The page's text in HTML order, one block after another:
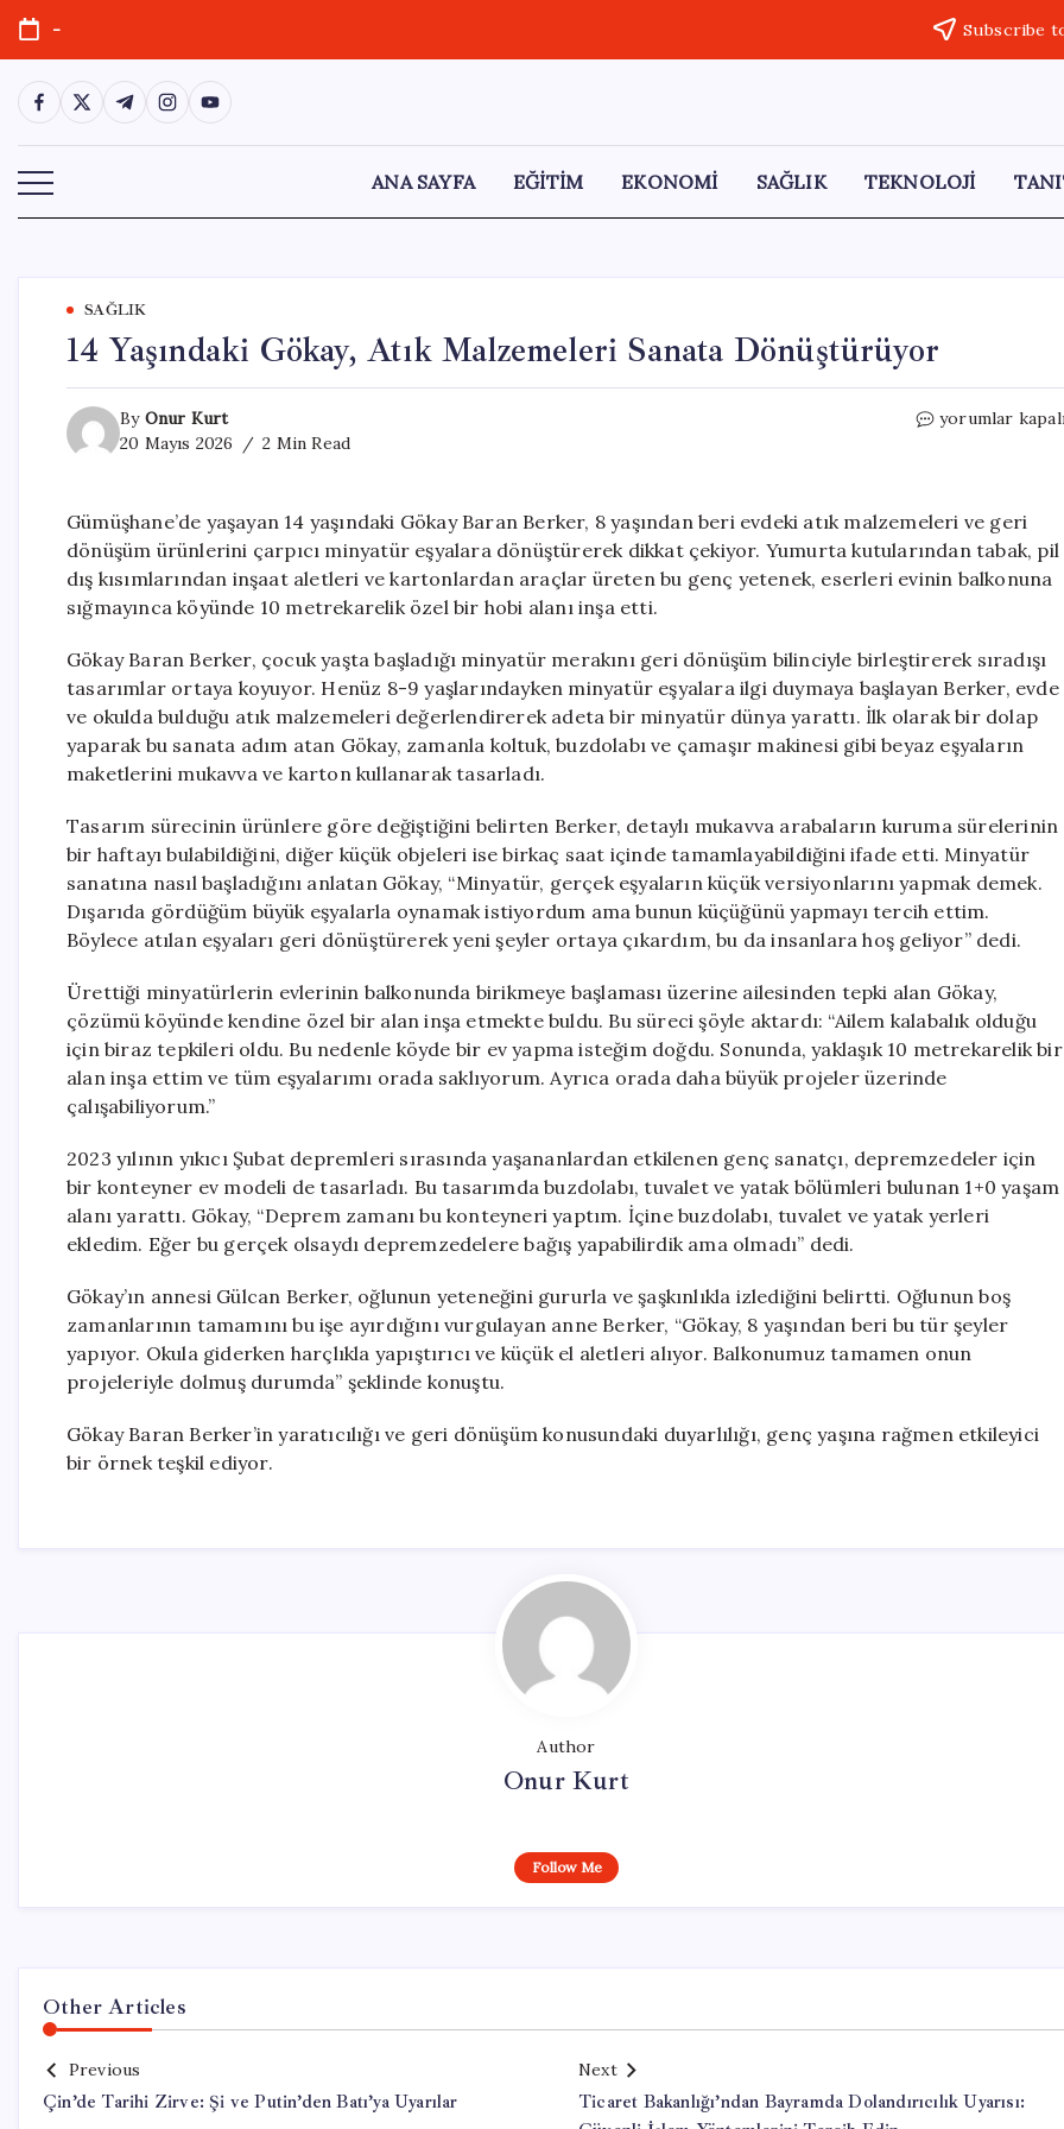
Skip
content
- Subscribe
https://www.facebook.com/
https://twitter.com/
https://t.me/
https://www.instagram.com/
https://youtube.com/
ANA SAYFA EĞİTİM EKONOMİ SAĞLIK TEKNOLOJİ
SAĞLIK
14 Yaşındaki Gökay, Atık Malzemeleri Sanata Dönüştürüyor
By Onur Kurt
20 Mayıs 2026
2 Min Read
14
Malzemeleri
Sanata
Dönüştürüyor
için
yorumlar
Gümüşhane’de yaşayan 14 yaşındaki Gökay Baran Berker, 8 yaşından beri evdeki atık malzemeleri ve geri
dönüşüm ürünlerini çarpıcı minyatür eşyalara dönüştürerek dikkat çekiyor. Yumurta kutularından tabak, pil
dış kısımlarından inşaat aletleri ve kartonlardan araçlar üreten bu genç yetenek, eserleri evinin balkonuna
sığmayınca köyünde 10 metrekarelik özel bir hobi alanı inşa etti.
Gökay Baran Berker, çocuk yaşta başladığı minyatür merakını geri dönüşüm bilinciyle birleştirerek sıradışı
tasarımlar ortaya koyuyor. Henüz 8-9 yaşlarındayken minyatür eşyalara ilgi duymaya başlayan Berker, evde
ve okulda bulduğu atık malzemeleri değerlendirerek adeta bir minyatür dünya yarattı. İlk olarak bir dolap
yaparak bu sanata adım atan Gökay, zamanla koltuk, buzdolabı ve çamaşır makinesi gibi beyaz eşyaların
maketlerini mukavva ve karton kullanarak tasarladı.
Tasarım sürecinin ürünlere göre değiştiğini belirten Berker, detaylı mukavva arabaların kuruma sürelerinin
bir haftayı bulabildiğini, diğer küçük objeleri ise birkaç saat içinde tamamlayabildiğini ifade etti. Minyatür
sanatına nasıl başladığını anlatan Gökay, “Minyatür, gerçek eşyaların küçük versiyonlarını yapmak demek.
Dışarıda gördüğüm büyük eşyalarla oynamak istiyordum ama bunun küçüğünü yapmayı tercih ettim.
Böylece atılan eşyaları geri dönüştürerek yeni şeyler ortaya çıkardım, bu da insanlara hoş geliyor” dedi.
Ürettiği minyatürlerin evlerinin balkonunda birikmeye başlaması üzerine ailesinden tepki alan Gökay,
çözümü köyünde kendine özel bir alan inşa etmekte buldu. Bu süreci şöyle aktardı: “Ailem kalabalık olduğu
için biraz tepkileri oldu. Bu nedenle köyde bir ev yapma isteğim doğdu. Sonunda, yaklaşık 10 metrekarelik bir
alan inşa ettim ve tüm eşyalarımı orada saklıyorum. Ayrıca orada daha büyük projeler üzerinde
çalışabiliyorum.”
2023 yılının yıkıcı Şubat depremleri sırasında yaşananlardan etkilenen genç sanatçı, depremzedeler için
bir konteyner ev modeli de tasarladı. Bu tasarımda buzdolabı, tuvalet ve yatak bölümleri bulunan 1+0 yaşam
alanı yarattı. Gökay, “Deprem zamanı bu konteyneri yaptım. İçine buzdolabı, tuvalet ve yatak yerleri
ekledim. Eğer bu gerçek olsaydı depremzedelere bağış yapabilirdik ama olmadı” dedi.
Gökay’ın annesi Gülcan Berker, oğlunun yeteneğini gururla ve şaşkınlıkla izlediğini belirtti. Oğlunun boş
zamanlarının tamamını bu işe ayırdığını vurgulayan anne Berker, “Gökay, 8 yaşından beri bu tür şeyler
yapıyor. Okula giderken harçlıkla yapıştırıcı ve küçük el aletleri alıyor. Balkonumuz tamamen onun
projeleriyle dolmuş durumda” şeklinde konuştu.
Gökay Baran Berker’in yaratıcılığı ve geri dönüşüm konusundaki duyarlılığı, genç yaşına rağmen etkileyici
bir örnek teşkil ediyor.
Author
Onur Kurt
Follow Me
Other Articles
Previous
Çin’de Tarihi Zirve: Şi ve Putin’den Batı’ya Uyarılar
Next
Ticaret Bakanlığı’ndan Bayramda Dolandırıcılık Uyarısı: